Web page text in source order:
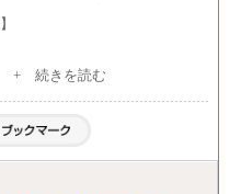
(※1)、247,000円(※2)、242,
円(※4)、237,000円（※
+ 続きを読む